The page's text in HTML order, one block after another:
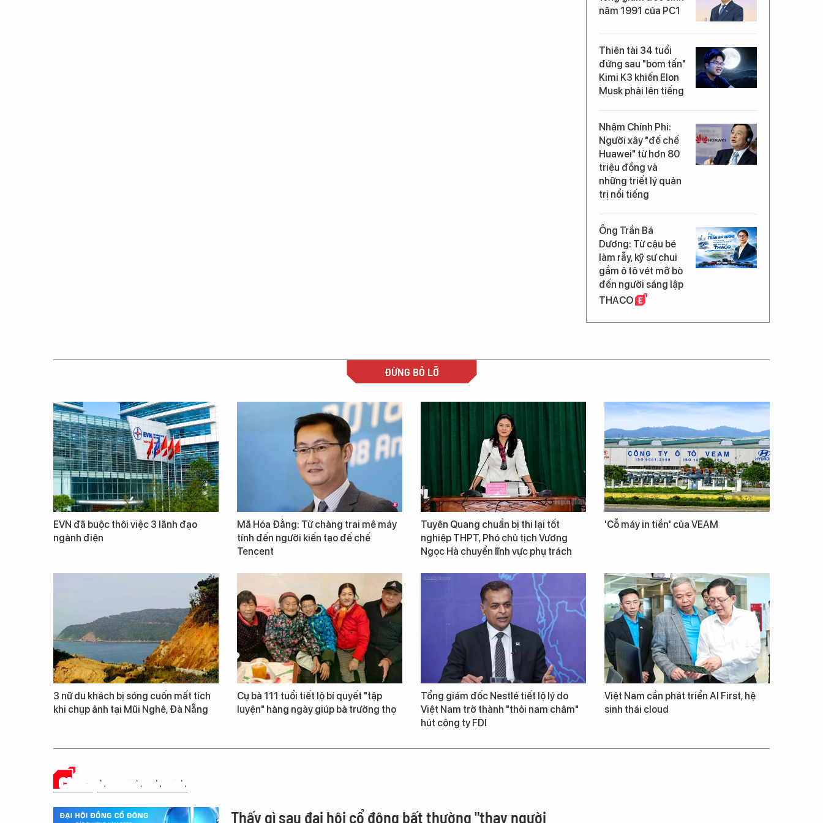
năm 1991 của PC1
Thiên tài 34 tuổi
đứng sau "bom tấn"
Kimi K3 khiến Elon
Musk phải lên tiếng
Nhậm Chính Phi:
Người xây "đế chế
Huawei" từ hơn 80
triệu đồng và
những triết lý quản
trị nổi tiếng
Ông Trần Bá
Dương: Từ cậu bé
làm rẫy, kỹ sư chui
gầm ô tô vét mỡ bò
đến người sáng lập
THACO
ĐỪNG BỎ LỠ
EVN đã buộc thôi việc 3 lãnh đạo
ngành điện
Mã Hóa Đằng: Từ chàng trai mê máy
tính đến người kiến tạo đế chế
Tencent
Tuyên Quang chuẩn bị thi lại tốt
nghiệp THPT, Phó chủ tịch Vương
Ngọc Hà chuyển lĩnh vực phụ trách
'Cỗ máy in tiền' của VEAM
3 nữ du khách bị sóng cuốn mất tích
khi chụp ảnh tại Mũi Nghê, Đà Nẵng
Cụ bà 111 tuổi tiết lộ bí quyết "tập
luyện" hàng ngày giúp bà trường thọ
Tổng giám đốc Nestlé tiết lộ lý do
Việt Nam trở thành "thỏi nam châm"
hút công ty FDI
Việt Nam cần phát triển AI First, hệ
sinh thái cloud
CHUYỆN DOANH NHÂN
Thấy gì sau đại hội cổ đông bất thường "thay người